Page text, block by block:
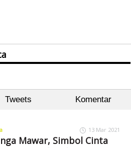
Tweets Komentar
13 Mar 2021
Mawar, Simbol Cinta